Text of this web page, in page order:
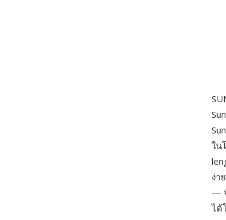
ใน
ง่า
—
ได้